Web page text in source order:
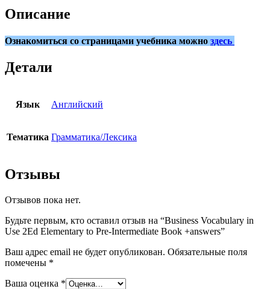
Описание
Ознакомиться со страницами учебника можно здесь
Детали
Язык Английский
Тематика Грамматика/Лексика
Отзывы
Отзывов пока нет.
Будьте первым, кто оставил отзыв на “Business Vocabulary in
Use 2Ed Elementary to Pre-Intermediate Book +answers”
Ваш адрес email не будет опубликован. Обязательные поля
помечены *
Ваша оценка *